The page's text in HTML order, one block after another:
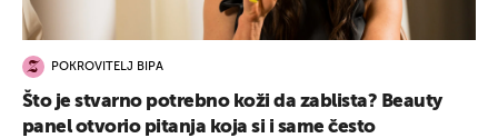
POKROVITELJ BIPA
Što je stvarno potrebno koži da zablista? Beauty
panel otvorio pitanja koja si i same često